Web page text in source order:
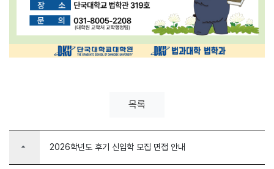
목록
arrow_drop_up 2026학년도 후기 신입학 모집 면접 안내